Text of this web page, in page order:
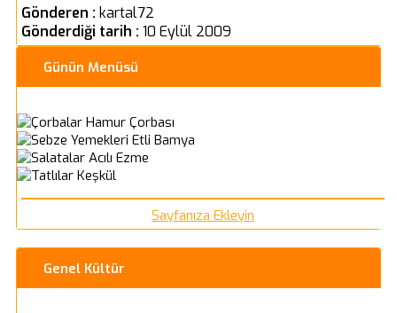
Gönderen : kartal72
Gönderdiği tarih : 10 Eylül 2009
Günün Menüsü
Hamur Çorbası
Etli Bamya
Acılı Ezme
Keşkül
Sayfanıza Ekleyin
Genel Kültür